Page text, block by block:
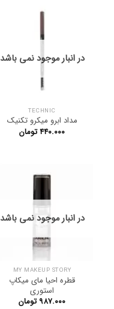
در انبار موجود نمی باشد
TECHNIC
مداد ابرو میکرو تکنیک
۴۴۰.۰۰۰تومان
در انبار موجود نمی باشد
MY MAKEUP STORY
قطره احیا مای میکاپ
استوری
۹۸۷.۰۰۰ تومان